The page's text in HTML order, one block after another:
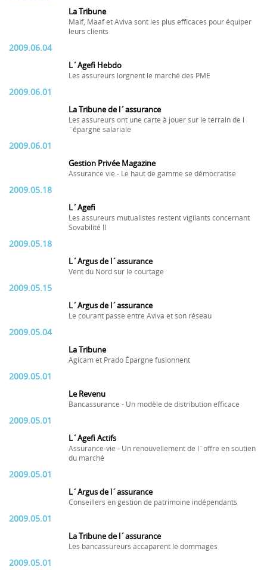
La Tribune
Maif, Maaf et Aviva sont les plus efficaces pour équiper
leurs clients
2009.06.04
L´Agefi Hebdo
Les assureurs lorgnent le marché des PME
2009.06.01
La Tribune de l´assurance
Les assureurs ont une carte à jouer sur le terrain de l
´épargne salariale
2009.06.01
Gestion Privée Magazine
Assurance vie - Le haut de gamme se démocratise
2009.05.18
L´Agefi
Les assureurs mutualistes restent vigilants concernant
Sovabilité II
2009.05.18
L´Argus de l´assurance
Vent du Nord sur le courtage
2009.05.15
L´Argus de l´assurance
Le courant passe entre Aviva et son réseau
2009.05.04
La Tribune
Agicam et Prado Épargne fusionnent
2009.05.01
Le Revenu
Bancassurance - Un modèle de distribution efficace
2009.05.01
L´Agefi Actifs
Assurance-vie - Un renouvellement de l´offre en soutien
du marché
2009.05.01
L´Argus de l´assurance
Conseillers en gestion de patrimoine indépendants
2009.05.01
La Tribune de l´assurance
Les bancassureurs accaparent le dommages
2009.05.01